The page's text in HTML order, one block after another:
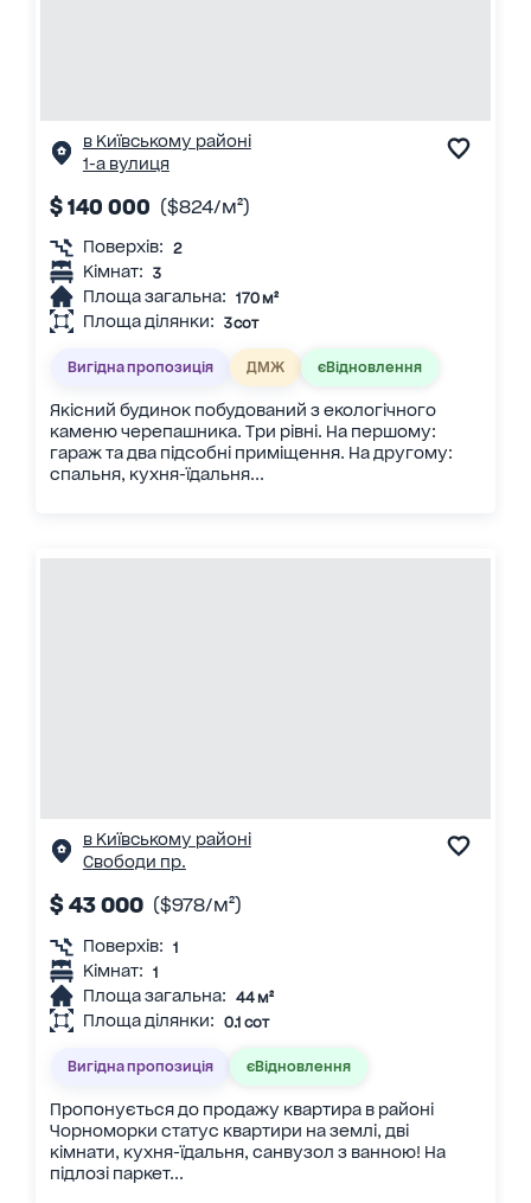
в Київському районі
1-а вулиця
$ 140 000 ($824/м²)
Поверхів: 2
Кімнат: 3
Площа загальна: 170 м²
Площа ділянки: 3 сот
Вигідна пропозиція ДМЖ єВідновлення
Якісний будинок побудований з екологічного
каменю черепашника. Три рівні. На першому:
гараж та два підсобні приміщення. На другому:
спальня, кухня-їдальня...
в Київському районі
Свободи пр.
$ 43 000 ($978/м²)
Поверхів: 1
Кімнат: 1
Площа загальна: 44 м²
Площа ділянки: 0.1 сот
Вигідна пропозиція єВідновлення
Пропонується до продажу квартира в районі
Чорноморки статус квартири на землі, дві
кімнати, кухня-їдальня, санвузол з ванною! На
підлозі паркет...